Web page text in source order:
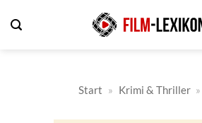
Inhalt
Start » Krimi & Thriller »